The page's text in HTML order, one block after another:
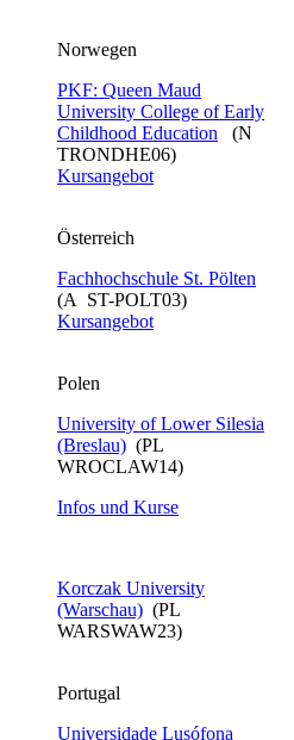
Norwegen
PKF: Queen Maud
University College of Early
Childhood Education (N
TRONDHE06)
Kursangebot
Österreich
Fachhochschule St. Pölten
(A ST-POLT03)
Kursangebot
​Polen
University of Lower Silesia
(Breslau) (PL
WROCLAW14)
Infos und Kurse
Korczak University
(Warschau) (PL
WARSWAW23)
Portugal
Universidade Lusófona